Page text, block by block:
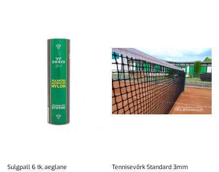
Sulgpall 6 tk, aeglane Tennisevõrk Standard 3mm